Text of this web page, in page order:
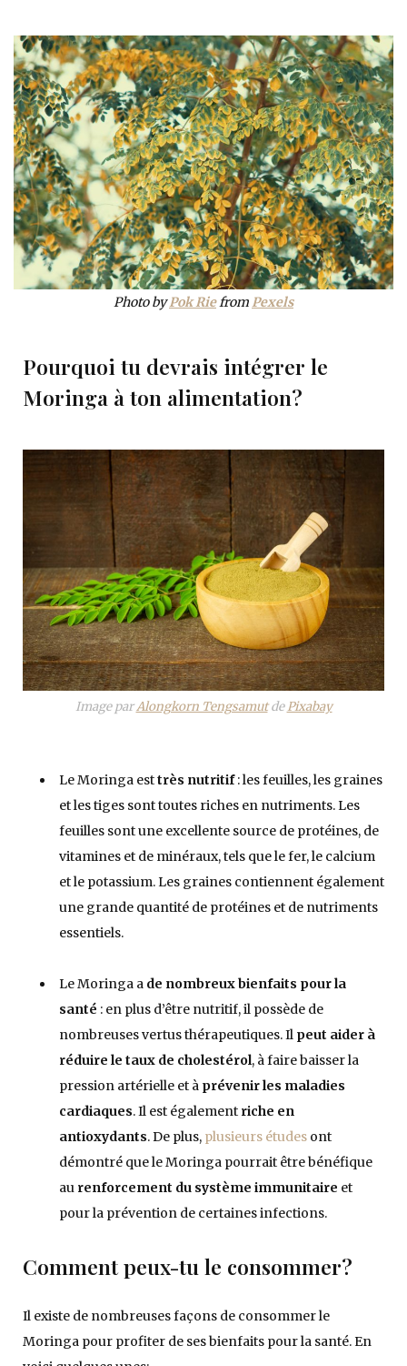
Photo byPok RiefromPexels
Pourquoi tu devrais intégrer le
Moringa à ton alimentation?
Image parAlongkorn TengsamutdePixabay
Le Moringa esttrès nutritif: les feuilles, les graines
et les tiges sont toutes riches en nutriments. Les
feuilles sont une excellente source de protéines, de
vitamines et de minéraux, tels que le fer, le calcium
et le potassium. Les graines contiennent également
une grande quantité de protéines et de nutriments
essentiels.
Le Moringa a de nombreux bienfaits pour la
santé : en plus d’être nutritif, il possède de
nombreuses vertus thérapeutiques. Il peut aider à
réduire le taux de cholestérol, à faire baisser la
pression artérielle et à prévenir les maladies
cardiaques. Il est également riche en
antioxydants. De plus, plusieurs études ont
démontré que le Moringa pourrait être bénéfique
au renforcement du système immunitaire et
pour la prévention de certaines infections.
Comment peux-tu le consommer?
Il existe de nombreuses façons de consommer le
Moringa pour profiter de ses bienfaits pour la santé. En